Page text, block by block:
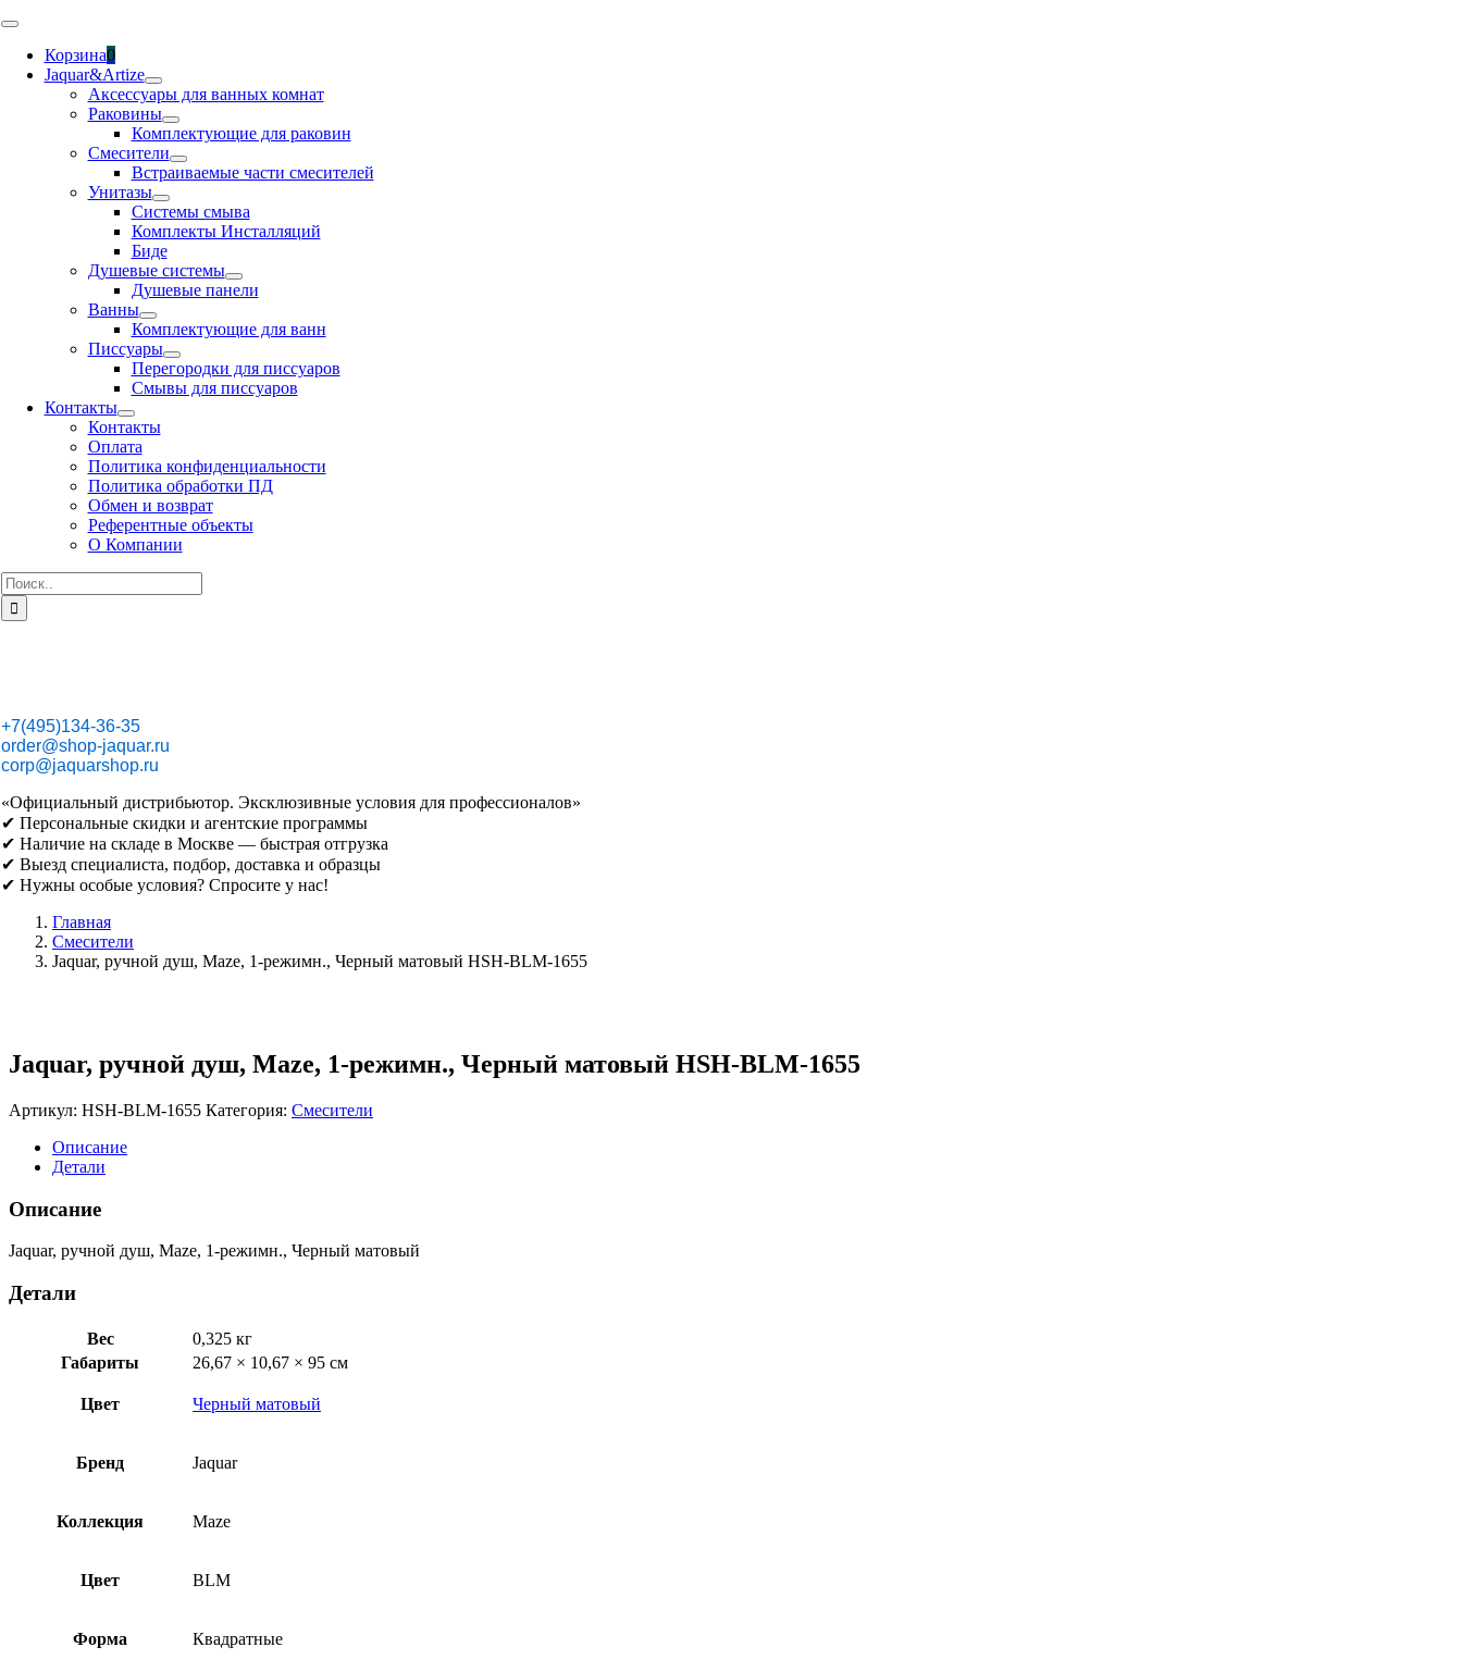
Skip
content
Toggle
NavigationКорзина0
Jaquar&Artize
Аксессуары для ванных комнат
Раковины
Комплектующие для раковин
Смесители
Встраиваемые части смесителей
Унитазы
Системы смыва
Комплекты Инсталляций
Биде
Душевые системы
Душевые панели
Ванны
Комплектующие для ванн
Писсуары
Перегородки для писсуаров
Смывы для писсуаров
Контакты
Контакты
Оплата
Политика конфиденциальности
Политика обработки ПД
Обмен и возврат
Референтные объекты
О Компании
Результат
поиска:
+7(495)134-36-35
order@shop-jaquar.ru
corp@jaquarshop.ru
«Официальный дистрибьютор. Эксклюзивные условия для профессионалов»
✔ Персональные скидки и агентские программы
✔ Наличие на складе в Москве — быстрая отгрузка
✔ Выезд специалиста, подбор, доставка и образцы
✔ Нужны особые условия? Спросите у нас!
Главная
Смесители
Jaquar, ручной душ, Maze, 1-режимн., Черный матовый HSH-BLM-1655
Jaquar, ручной душ, Maze, 1-режимн., Черный матовый HSH-BLM-1655
Артикул: HSH-BLM-1655 Категория: Смесители
Описание
Детали
Описание
Jaquar, ручной душ, Maze, 1-режимн., Черный матовый
Детали
Вес
0,325 кг
Габариты
26,67 × 10,67 × 95 см
Цвет Черный матовый
Бренд Jaquar
Коллекция Maze
Цвет BLM
Форма Квадратные